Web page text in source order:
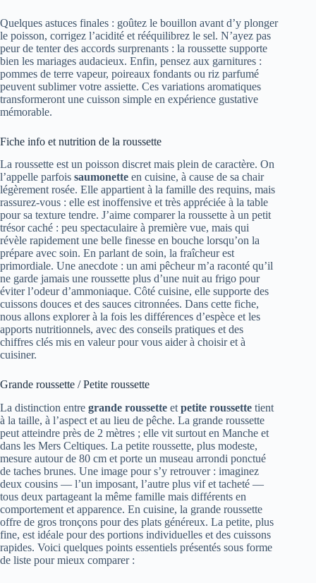
Quelques astuces finales : goûtez le bouillon avant d’y plonger
le poisson, corrigez l’acidité et rééquilibrez le sel. N’ayez pas
peur de tenter des accords surprenants : la roussette supporte
bien les mariages audacieux. Enfin, pensez aux garnitures :
pommes de terre vapeur, poireaux fondants ou riz parfumé
peuvent sublimer votre assiette. Ces variations aromatiques
transformeront une cuisson simple en expérience gustative
mémorable.
Fiche info et nutrition de la roussette
La roussette est un poisson discret mais plein de caractère. On
l’appelle parfois saumonette en cuisine, à cause de sa chair
légèrement rosée. Elle appartient à la famille des requins, mais
rassurez-vous : elle est inoffensive et très appréciée à la table
pour sa texture tendre. J’aime comparer la roussette à un petit
trésor caché : peu spectaculaire à première vue, mais qui
révèle rapidement une belle finesse en bouche lorsqu’on la
prépare avec soin. En parlant de soin, la fraîcheur est
primordiale. Une anecdote : un ami pêcheur m’a raconté qu’il
ne garde jamais une roussette plus d’une nuit au frigo pour
éviter l’odeur d’ammoniaque. Côté cuisine, elle supporte des
cuissons douces et des sauces citronnées. Dans cette fiche,
nous allons explorer à la fois les différences d’espèce et les
apports nutritionnels, avec des conseils pratiques et des
chiffres clés mis en valeur pour vous aider à choisir et à
cuisiner.
Grande roussette / Petite roussette
La distinction entre grande roussette et petite roussette tient
à la taille, à l’aspect et au lieu de pêche. La grande roussette
peut atteindre près de 2 mètres ; elle vit surtout en Manche et
dans les Mers Celtiques. La petite roussette, plus modeste,
mesure autour de 80 cm et porte un museau arrondi ponctué
de taches brunes. Une image pour s’y retrouver : imaginez
deux cousins — l’un imposant, l’autre plus vif et tacheté —
tous deux partageant la même famille mais différents en
comportement et apparence. En cuisine, la grande roussette
offre de gros tronçons pour des plats généreux. La petite, plus
fine, est idéale pour des portions individuelles et des cuissons
rapides. Voici quelques points essentiels présentés sous forme
de liste pour mieux comparer :